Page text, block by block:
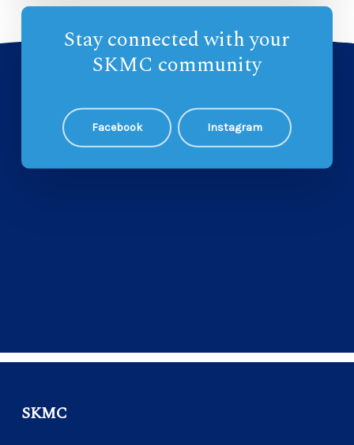
Stay connected with your
SKMC community
Facebook Instagram
SKMC